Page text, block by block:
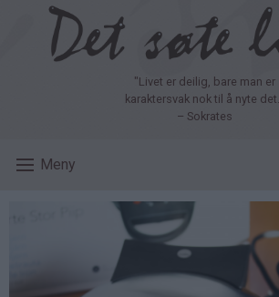
"Livet er deilig, bare man er
karaktersvak nok til å nyte
– Sokrates
Meny